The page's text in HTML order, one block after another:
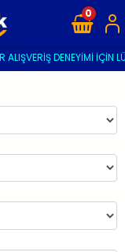
ALIŞVERİŞ DENEYİMİ İÇİN
0